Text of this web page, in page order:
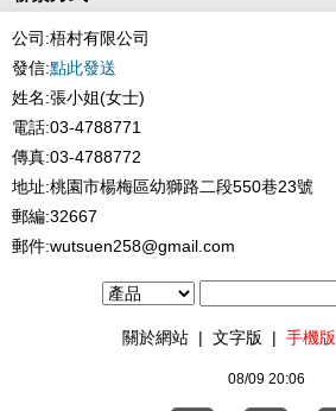
公司:梧村有限公司
發信:點此發送
姓名:張小姐(女士)
電話:03-4788771
傳真:03-4788772
地址:桃園市楊梅區幼獅路二段550巷23號
郵編:32667
郵件:wutsuen258@gmail.com
關於網站 | 文字版 | 手機版
08/09 20:06